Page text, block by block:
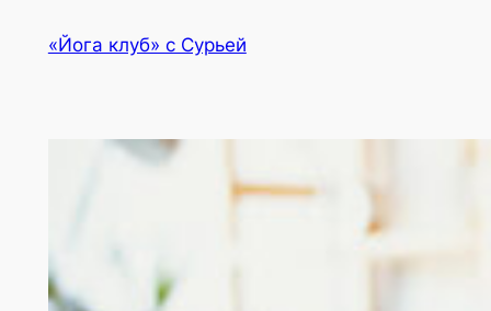
«Йога клуб» с Сурьей